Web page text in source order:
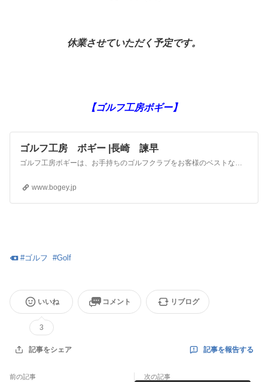
休業させていただく予定です。
【ゴルフ工房ボギー】
ゴルフ工房 ボギー |長崎 諫早
ゴルフ工房ボギーは、お手持ちのゴルフクラブをお客様のベストなギアにカスタムすることを真剣に考え、一人でも多くのゴルファーに楽しく優しく気軽にゴルフをプレーしていただきたくゴルフクラブづくりに専念しています。
www.bogey.jp
#ゴルフ #Golf
いいね
3
コメント リブログ
記事をシェア 記事を報告する
前の記事 次の記事